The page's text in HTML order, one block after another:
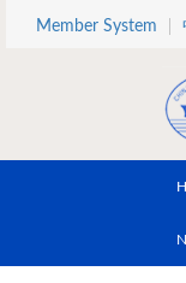
Skip to main content
Member System